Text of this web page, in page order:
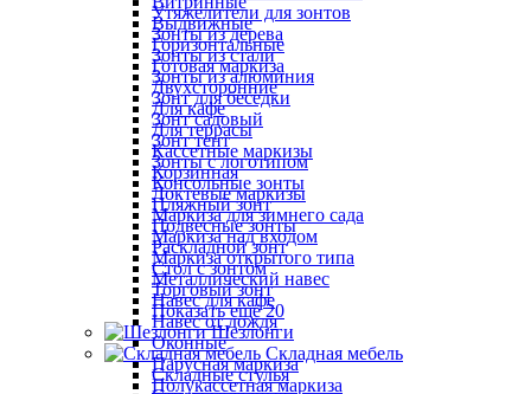
Утяжелители для зонтов
Зонты из дерева
Зонты из стали
Зонты из алюминия
Зонт для беседки
Зонт садовый
Зонт тент
Зонты с логотипом
Консольные зонты
Пляжный зонт
Подвесные зонты
Раскладной зонт
Стол с зонтом
Торговый зонт
Показать ещё 20
Шезлонги
Складная мебель
Складные стулья
Выдвижные
Горизонтальные
Готовая маркиза
Двухсторонние
Для кафе
Для террасы
Кассетные маркизы
Корзинная
Локтевые маркизы
Маркиза для зимнего сада
Маркиза над входом
Маркиза открытого типа
Металлический навес
Навес для кафе
Навес от дождя
Оконные
Парусная маркиза
Полукассетная маркиза